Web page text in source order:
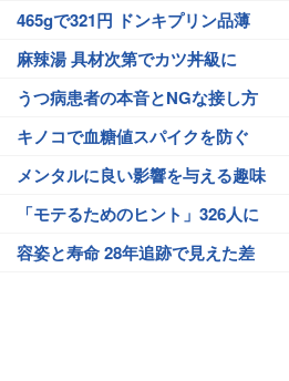
465gで321円 ドンキプリン品薄
麻辣湯 具材次第でカツ丼級に
うつ病患者の本音とNGな接し方
キノコで血糖値スパイクを防ぐ
メンタルに良い影響を与える趣味
「モテるためのヒント」326人に
容姿と寿命 28年追跡で見えた差